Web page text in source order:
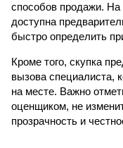
способов продажи. На
доступна
быстро определить
Кроме того, скупка
вызова специалиста,
на месте. Важно
оценщиком, не
прозрачность и